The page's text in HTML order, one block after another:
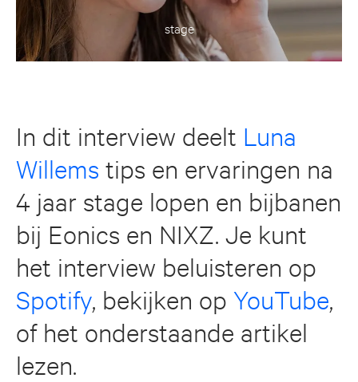
stage
In dit interview deelt Luna
Willems tips en ervaringen na
4 jaar stage lopen en bijbanen
bij Eonics en NIXZ. Je kunt
het interview beluisteren op
Spotify, bekijken op YouTube,
of het onderstaande artikel
lezen.